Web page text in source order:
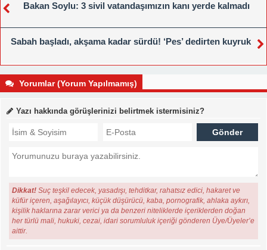
Bakan Soylu: 3 sivil vatandaşımızın kanı yerde kalmadı
Sabah başladı, akşama kadar sürdü! ‘Pes’ dedirten kuyruk
Yorumlar (Yorum Yapılmamış)
Yazı hakkında görüşlerinizi belirtmek istermisiniz?
Dikkat! Suç teşkil edecek, yasadışı, tehditkar, rahatsız edici, hakaret ve
küfür içeren, aşağılayıcı, küçük düşürücü, kaba, pornografik, ahlaka aykırı,
kişilik haklarına zarar verici ya da benzeri niteliklerde içeriklerden doğan
her türlü mali, hukuki, cezai, idari sorumluluk içeriği gönderen Üye/Üyeler’e
aittir.